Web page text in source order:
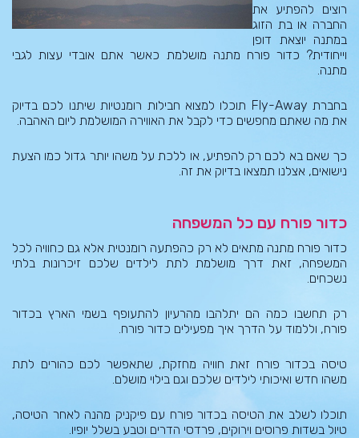
רוצים להפתיע את
החברה או בת הזוג
במתנה יוצאת דופן
וייחודית? כדור פורח מתנה מושלמת כאשר אתם אובדי עצות לגבי
מתנה.
בחברת Fly-Away תוכלו למצוא חבילות רומנטיות שיתנו לכם בדיוק
את מה שאתם מחפשים כדי לקבל את האווירה המושלמת ליום האהבה.
כך שאם בא לכם רק להפתיע, או ללכת על משהו יותר גדול כמו הצעת
נישואים, אצלנו תמצאו בדיוק את זה.
כדור פורח עם כל המשפחה
כדור פורח מתנה מתאים לא רק כהפתעה רומנטית אלא גם כחוויה לכל
המשפחה, זאת דרך מושלמת לתת לילדים שלכם זיכרונות בלתי
נשכחים.
רק תחשבו כמה הם יתלהבו מהרעיון להתעופף בשמי הארץ בכדור
פורח, וללמוד על הדרך איך מפעילים כדור פורח.
טיסה בכדור פורח זאת חוויה מחזקת, שתאפשר לכם כהורים לתת
משהו חדש ואיכותי לילדים שלכם וגם בילוי מושלם.
תוכלו לשלב את הטיסה בכדור פורח עם פיקניק מהנה לאחר הטיסה,
טיול בשדות פרוסים וירוקים, פרדסי הדרים וטבע בשלל יופיו.